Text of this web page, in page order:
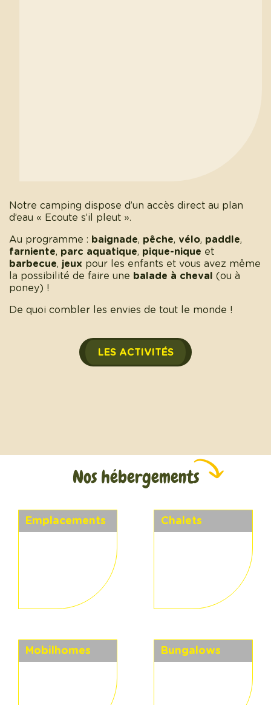
Notre camping dispose d’un accès direct au plan
d’eau « Ecoute s’il pleut ».
Au programme : baignade, pêche, vélo, paddle,
farniente, parc aquatique, pique-nique et
barbecue, jeux pour les enfants et vous avez même
la possibilité de faire une balade à cheval
(ou à
poney) !
De quoi combler les envies de tout le monde !
LES ACTIVITÉS
Nos hébergements
Emplacements Chalets
Mobilhomes Bungalows